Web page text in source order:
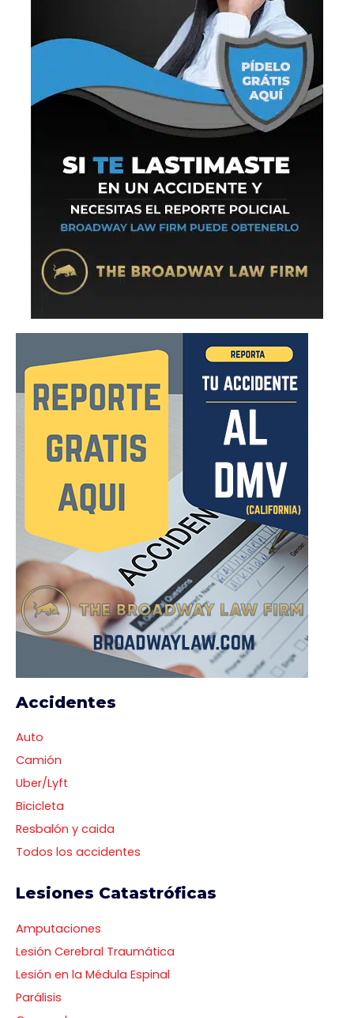
Accidentes
Auto
Camión
Uber/Lyft
Bicicleta
Resbalón y caida
Todos los accidentes
Lesiones Catastróficas
Amputaciones
Lesión Cerebral Traumática
Lesión en la Médula Espinal
Parálisis